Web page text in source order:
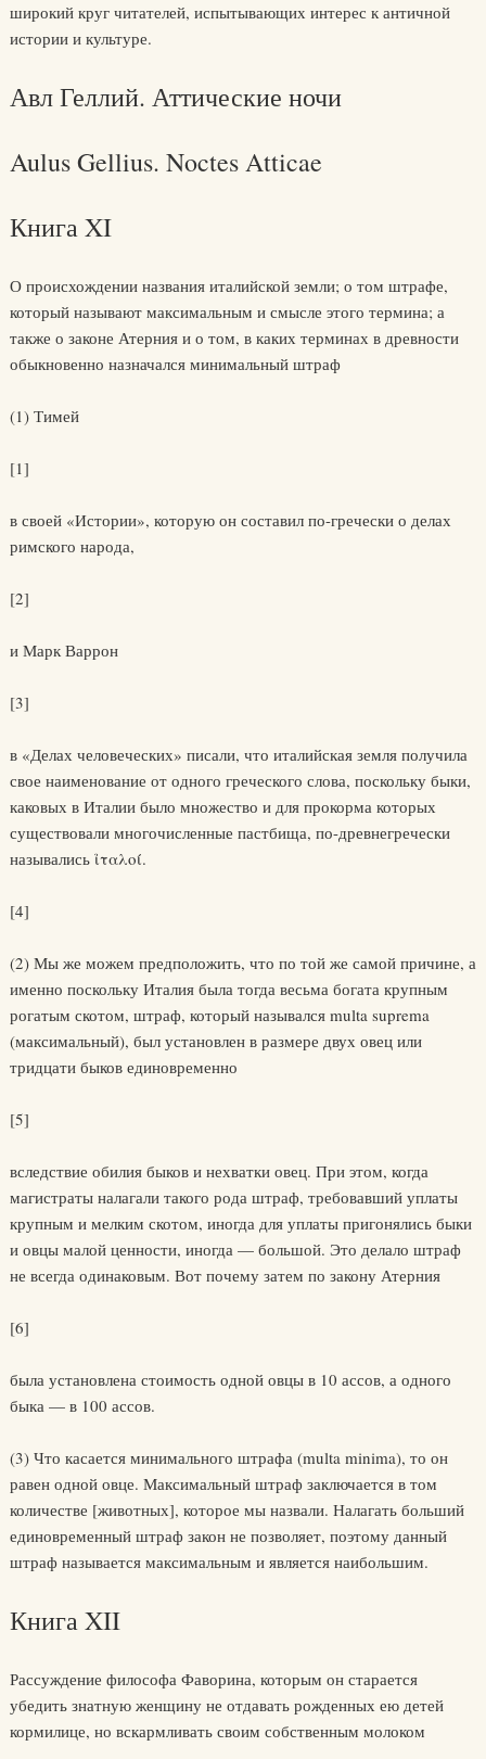
широкий круг читателей, испытывающих интерес к античной
истории и культуре.
Авл Геллий. Аттические ночи
Aulus Gellius. Noctes Atticae
Книга XI
О происхождении названия италийской земли; о том штрафе,
который называют максимальным и смысле этого термина; а
также о законе Атерния и о том, в каких терминах в древности
обыкновенно назначался минимальный штраф
(1) Тимей
[1]
в своей «Истории», которую он составил по-гречески о делах
римского народа,
[2]
и Марк Варрон
[3]
в «Делах человеческих» писали, что италийская земля получила
свое наименование от одного греческого слова, поскольку быки,
каковых в Италии было множество и для прокорма которых
существовали многочисленные пастбища, по-древнегречески
назывались ι̉ταλοί.
[4]
(2) Мы же можем предположить, что по той же самой причине, а
именно поскольку Италия была тогда весьма богата крупным
рогатым скотом, штраф, который назывался multa suprema
(максимальный), был установлен в размере двух овец или
тридцати быков единовременно
[5]
вследствие обилия быков и нехватки овец. При этом, когда
магистраты налагали такого рода штраф, требовавший уплаты
крупным и мелким скотом, иногда для уплаты пригонялись быки
и овцы малой ценности, иногда — большой. Это делало штраф
не всегда одинаковым. Вот почему затем по закону Атерния
[6]
была установлена стоимость одной овцы в 10 ассов, а одного
быка — в 100 ассов.
(3) Что касается минимального штрафа (multa minima), то он
равен одной овце. Максимальный штраф заключается в том
количестве [животных], которое мы назвали. Налагать больший
единовременный штраф закон не позволяет, поэтому данный
штраф называется максимальным и является наибольшим.
Книга XII
Рассуждение философа Фаворина, которым он старается
убедить знатную женщину не отдавать рожденных ею детей
кормилице, но вскармливать своим собственным молоком